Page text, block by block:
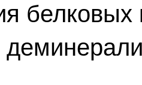
белковых